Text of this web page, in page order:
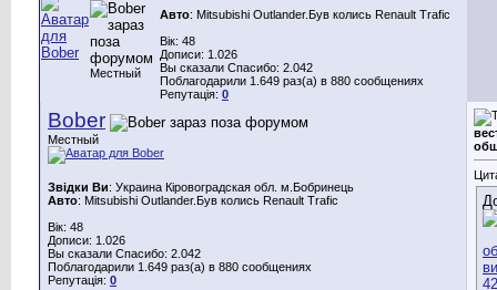
Местный
Авто: Mitsubishi Outlander.Був колись Renault Trafic
Вік: 48
Дописи: 1.026
Вы сказали Спасибо: 2.042
Поблагодарили 1.649 раз(а) в 880 сообщениях
Репутація: 0
Bober
Местный
Звідки Ви: Украина Кіровоградская обл. м.Бобринець
Авто: Mitsubishi Outlander.Був колись Renault Trafic
Вік: 48
Дописи: 1.026
Вы сказали Спасибо: 2.042
Поблагодарили 1.649 раз(а) в 880 сообщениях
Репутація: 0